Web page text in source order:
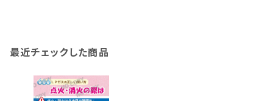
最近チェックした商品